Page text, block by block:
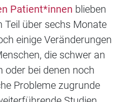
Patient*innen blieben
Teil über sechs Monate
einige Veränderungen
die schwer an
oder bei denen noch
Probleme zugrunde